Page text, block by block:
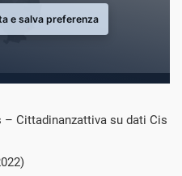
e salva preferenza
Cittadinanzattiva su dati Cis